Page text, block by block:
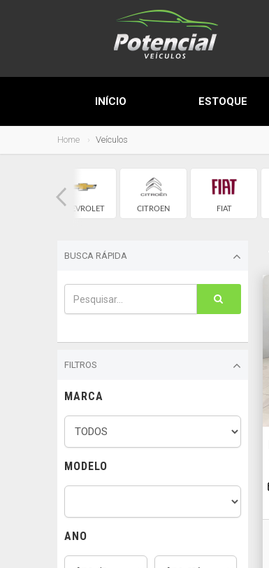
INÍCIO ESTOQUE
Home Veículos
CHEVROLET CITROEN FIAT
BUSCA RÁPIDA
FILTROS
MARCA
MODELO
ANO